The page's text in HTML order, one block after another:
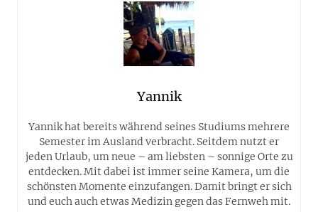
Yannik
Yannik hat bereits während seines Studiums mehrere
Semester im Ausland verbracht. Seitdem nutzt er
jeden Urlaub, um neue – am liebsten – sonnige Orte zu
entdecken. Mit dabei ist immer seine Kamera, um die
schönsten Momente einzufangen. Damit bringt er sich
und euch auch etwas Medizin gegen das Fernweh mit.